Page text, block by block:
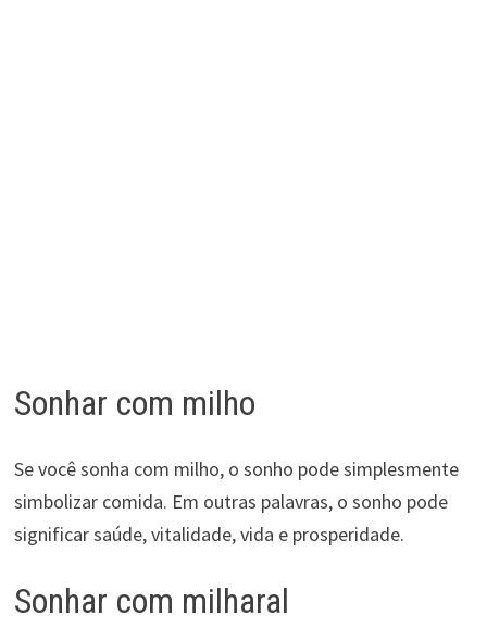
Sonhar com milho
Se você sonha com milho, o sonho pode simplesmente
simbolizar comida. Em outras palavras, o sonho pode
significar saúde, vitalidade, vida e prosperidade.
Sonhar com milharal